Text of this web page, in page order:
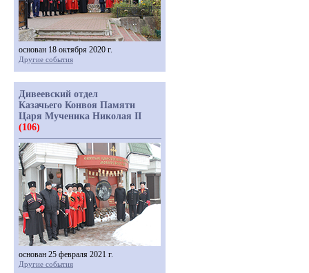
основан 18 октября 2020 г.
Другие события
Дивеевский отдел
Казачьего Конвоя Памяти
Царя Мученика Николая II
(106)
основан 25 февраля 2021 г.
Другие события